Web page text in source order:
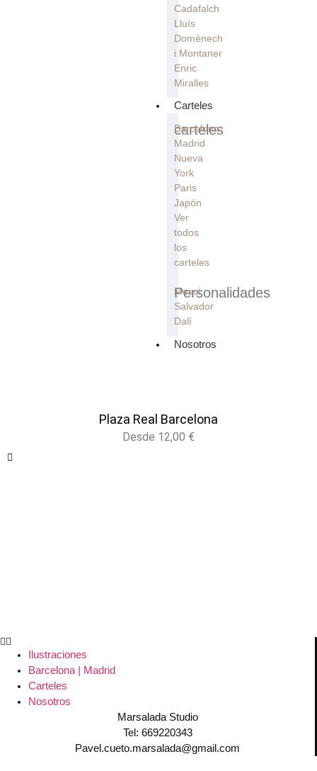
Cadafalch
Lluís
Domènech
i Montaner
Enric
Miralles
Carteles
carteles
Barcelona
Madrid
Nueva
York
Paris
Japón
Ver
todos
los
carteles
Personalidades
Messi
Salvador
Dalí
Nosotros
Plaza Real Barcelona
Desde 12,00 €
Ilustraciones
Barcelona | Madrid
Carteles
Nosotros
Marsalada Studio
Tel: 669220343
Pavel.cueto.marsalada@gmail.com